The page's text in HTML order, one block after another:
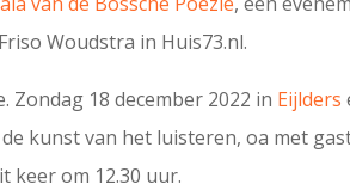
Woudstra in Huis73.nl.
Zondag 18 december 2022 in Eijlders
kunst van het luisteren, oa met
keer om 12.30 uur.